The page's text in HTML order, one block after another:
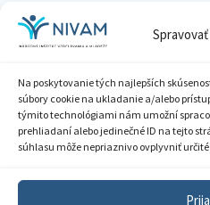
Na poskytovanie tých najlepších
súbory cookie na ukladanie a/alebo
týmito technológiami nám umožní
prehliadaní alebo jedinečné ID na tejto
súhlasu môže nepriaznivo ovplyvniť
IČO: 00164348
DIČ: 2020798714
Zásady